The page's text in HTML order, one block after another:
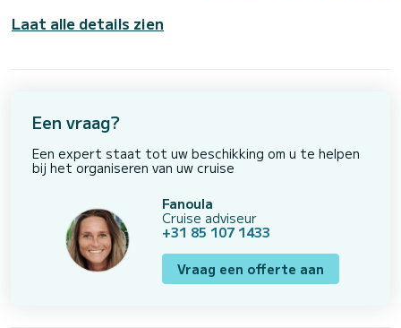
Laat alle details zien
Een vraag?
Een expert staat tot uw beschikking om u te helpen
bij het organiseren van uw cruise
Fanoula
Cruise adviseur
+31 85 107 1433
Vraag een offerte aan